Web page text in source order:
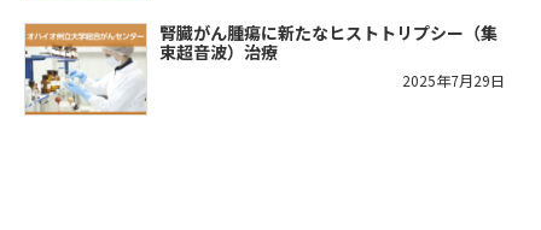
腎臓がん腫瘍に新たなヒストトリプシー（集
束超音波）治療
2025年7月29日